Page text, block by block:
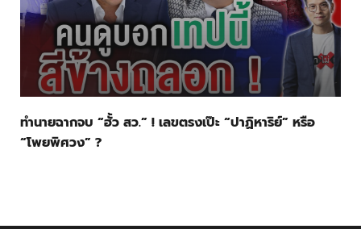
ทำนายฉากจบ “ฮั้ว สว.” ! เลขตรงเป๊ะ “ปาฏิหาริย์” หรือ
“โพยพิศวง” ?